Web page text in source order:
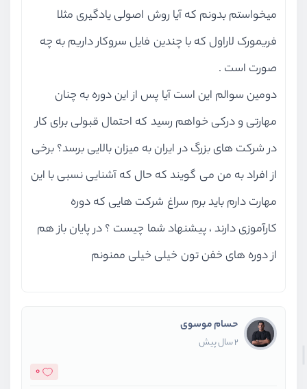
میخواستم بدونم که آیا روش اصولی یادگیری مثلا
فریمورک لاراول که با چندین فایل سروکار داریم به چه
صورت است .
دومین سوالم این است آیا پس از این دوره به چنان
مهارتی و درکی خواهم رسید که احتمال قبولی برای کار
در شرکت های بزرگ در ایران به میزان بالایی برسد؟ برخی
از افراد به من می گویند که حال که آشنایی نسبی با این
مهارت دارم باید برم سراغ شرکت هایی که دوره
کارآموزی دارند ، پیشنهاد شما چیست ؟ در پایان باز هم
از دوره های خفن تون خیلی خیلی ممنونم
حسام موسوی
2 سال پیش
0